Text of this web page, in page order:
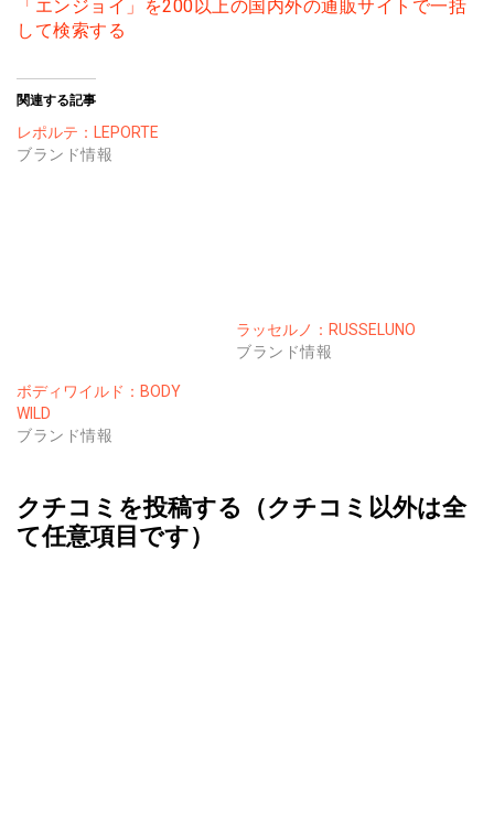
「エンジョイ」を200以上の国内外の通販サイトで一括
して検索する
関連する記事
レポルテ：LEPORTE
ブランド情報
ラッセルノ：RUSSELUNO
ブランド情報
ボディワイルド：BODY
WILD
ブランド情報
クチコミを投稿する（クチコミ以外は全
て任意項目です）